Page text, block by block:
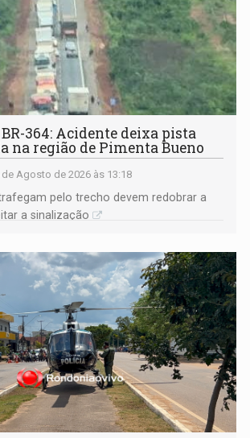
364: Acidente deixa pista
na região de Pimenta Bueno
de Agosto de 2026 às 13:18
pelo trecho devem redobrar a
a sinalização